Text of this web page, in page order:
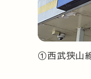
①西武狭山